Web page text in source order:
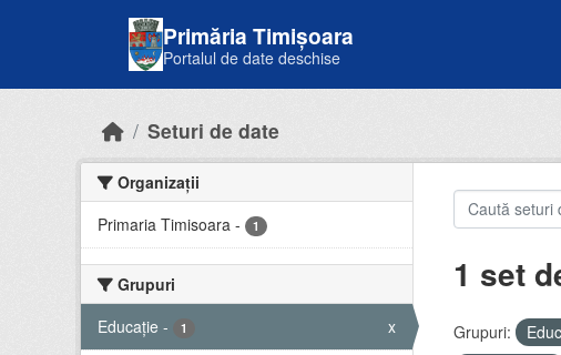
Primăria Timișoara
Portalul de date deschise
Seturi de date
Organizații
Primaria Timisoara - 1
Grupuri
Educație - 1 x
1 set
Grupuri: